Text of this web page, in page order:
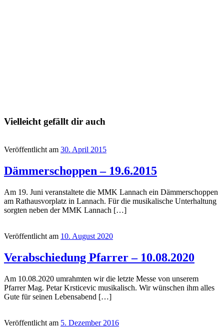
Vielleicht gefällt dir auch
Veröffentlicht am 30. April 2015
Dämmerschoppen – 19.6.2015
Am 19. Juni veranstaltete die MMK Lannach ein Dämmerschoppen
am Rathausvorplatz in Lannach. Für die musikalische Unterhaltung
sorgten neben der MMK Lannach […]
Veröffentlicht am 10. August 2020
Verabschiedung Pfarrer – 10.08.2020
Am 10.08.2020 umrahmten wir die letzte Messe von unserem
Pfarrer Mag. Petar Krsticevic musikalisch. Wir wünschen ihm alles
Gute für seinen Lebensabend […]
Veröffentlicht am 5. Dezember 2016